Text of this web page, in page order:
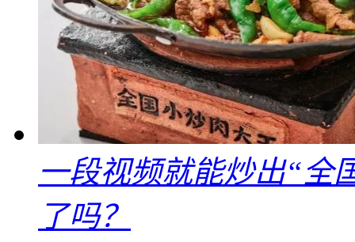
一段视频就能炒出“全
了吗？